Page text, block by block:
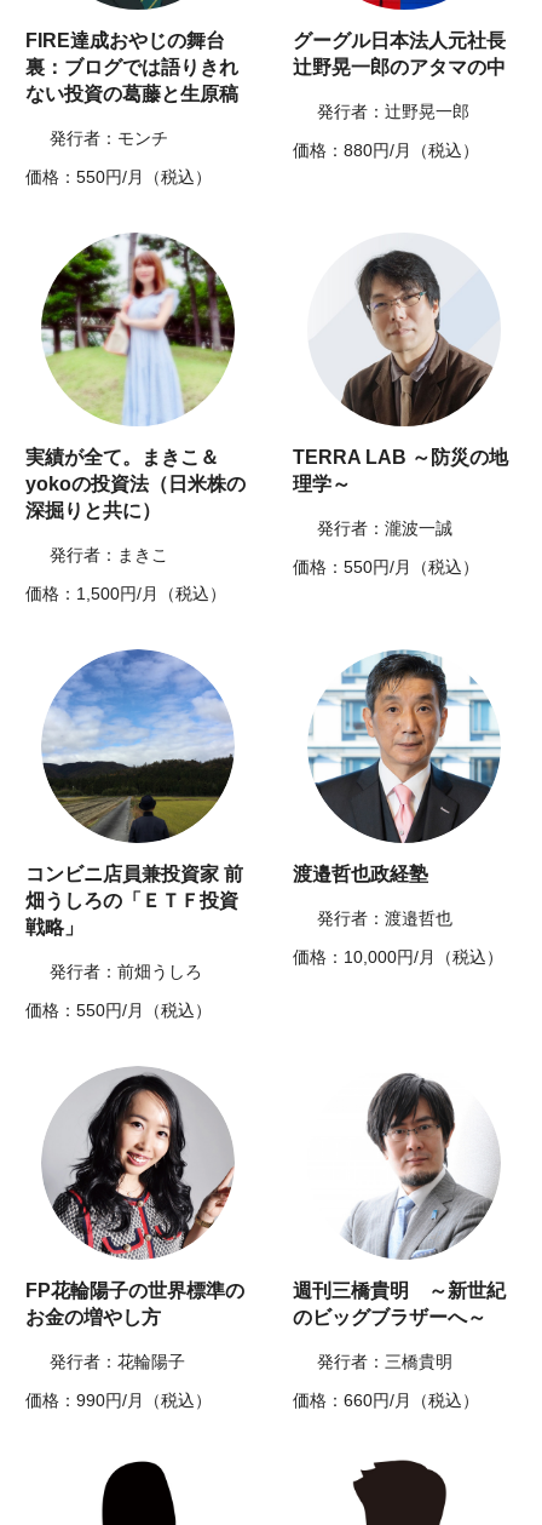
FIRE達成おやじの舞台
裏：ブログでは語りきれ
ない投資の葛藤と生原稿
発行者：モンチ
価格：550円/月（税込）
グーグル日本法人元社長
辻野晃一郎のアタマの中
発行者：辻野晃一郎
価格：880円/月（税込）
実績が全て。まきこ＆
yokoの投資法（日米株の
深掘りと共に）
発行者：まきこ
価格：1,500円/月（税込）
TERRA LAB ～防災の地
理学～
発行者：瀧波一誠
価格：550円/月（税込）
コンビニ店員兼投資家 前
畑うしろの「ＥＴＦ投資
戦略」
発行者：前畑うしろ
価格：550円/月（税込）
渡邉哲也政経塾
発行者：渡邉哲也
価格：10,000円/月（税込）
FP花輪陽子の世界標準の
お金の増やし方
発行者：花輪陽子
価格：990円/月（税込）
週刊三橋貴明 ～新世紀
のビッグブラザーへ～
発行者：三橋貴明
価格：660円/月（税込）